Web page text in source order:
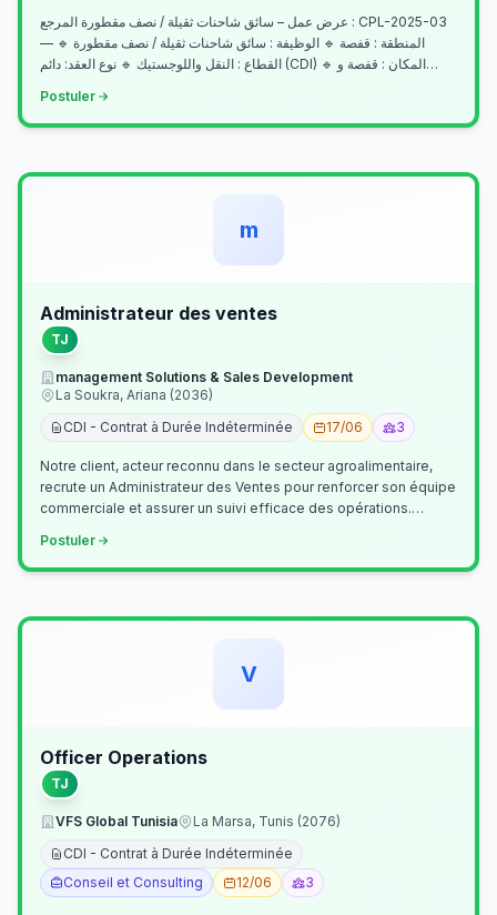
عرض عمل – سائق شاحنات ثقيلة / نصف مقطورة المرجع : CPL-2025-03
— المنطقة : قفصة 🔹 الوظيفة : سائق شاحنات ثقيلة / نصف مقطورة 🔹
القطاع : النقل واللوجستيك 🔹 نوع العقد: دائم (CDI) 🔹 المكان : قفصة و…
Postuler
m
Administrateur des ventes
TJ
management Solutions & Sales Development
La Soukra, Ariana (2036)
CDI - Contrat à Durée Indéterminée
17/06 3
Notre client, acteur reconnu dans le secteur agroalimentaire,
recrute un Administrateur des Ventes pour renforcer son équipe
commerciale et assurer un suivi efficace des opérations.
Postuler
V
Officer Operations
TJ
VFS Global Tunisia
La Marsa, Tunis (2076)
CDI - Contrat à Durée Indéterminée
Conseil et Consulting
12/06 3